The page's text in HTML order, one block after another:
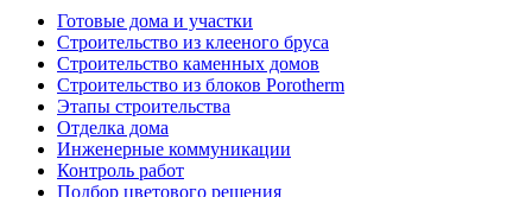
Готовые дома и участки
Строительство из клееного бруса
Строительство каменных домов
Строительство из блоков Porotherm
Этапы строительства
Отделка дома
Инженерные коммуникации
Контроль работ
Подбор цветового решения